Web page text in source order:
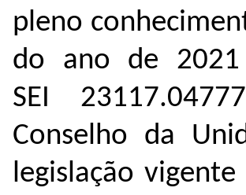
pleno
do ano de 2021
SEI
Conselho da
legislação